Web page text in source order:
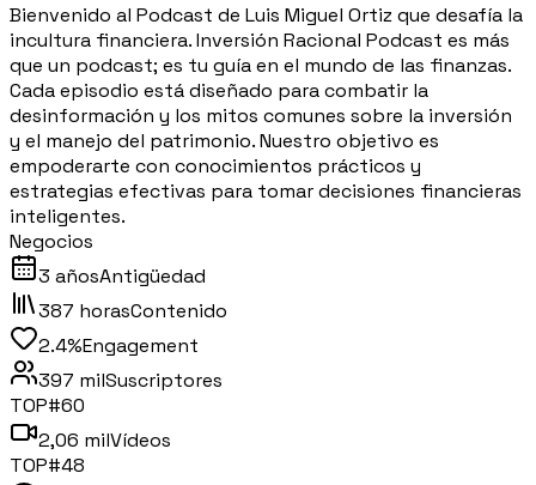
Bienvenido al Podcast de Luis Miguel Ortiz que desafía la
incultura financiera. Inversión Racional Podcast es más
que un podcast; es tu guía en el mundo de las finanzas.
Cada episodio está diseñado para combatir la
desinformación y los mitos comunes sobre la inversión
y el manejo del patrimonio. Nuestro objetivo es
empoderarte con conocimientos prácticos y
estrategias efectivas para tomar decisiones financieras
inteligentes.
Negocios
3 añosAntigüedad
387 horasContenido
2.4%Engagement
397 milSuscriptores
TOP#60
2,06 milVídeos
TOP#48